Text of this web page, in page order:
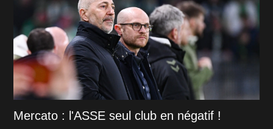
Mercato : l'ASSE seul club en négatif !